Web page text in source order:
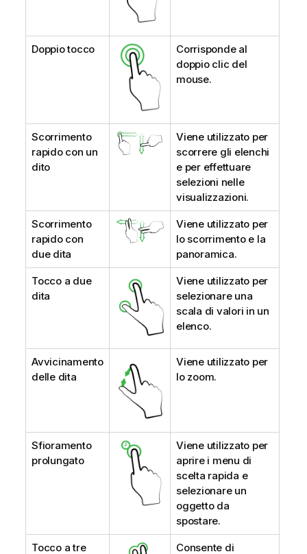
Doppio tocco
Corrisponde al
doppio clic del
mouse.
Scorrimento
rapido con un
dito
Viene utilizzato per
scorrere gli elenchi
e per effettuare
selezioni nelle
visualizzazioni.
Scorrimento
rapido con
due dita
Viene utilizzato per
lo scorrimento e la
panoramica.
Tocco a due
dita
Viene utilizzato per
selezionare una
scala di valori in un
elenco.
Avvicinamento
delle dita
Viene utilizzato per
lo zoom.
Sfioramento
prolungato
Viene utilizzato per
aprire i menu di
scelta rapida e
selezionare un
oggetto da
spostare.
Tocco a tre Consente di